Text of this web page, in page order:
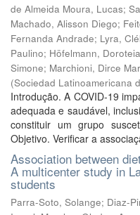
de Almeida Moura, Lucas;
Machado, Alisson Diego;
Fernanda Andrade; Lyra,
Paulino; Höfelmann,
Simone; Marchioni, Dirce
(Sociedad Latinoamericana
Introdução. A COVID-19
adequada e saudável,
constituir um grupo
Objetivo. Verificar a
Association between
A multicenter study in
students
Parra-Soto, Solange; Diaz-